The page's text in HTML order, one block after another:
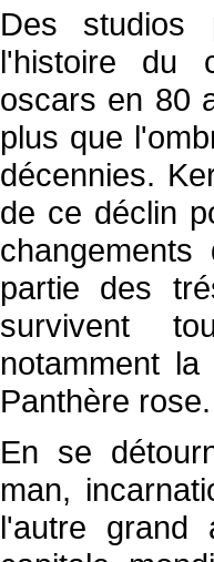
Des studios
l'histoire du
oscars en 80
plus que
décennies.
de ce déclin
partie des
survivent
notamment
Panthère rose.
En se
man,
l'autre